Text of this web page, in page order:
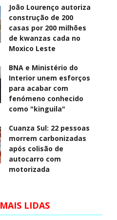
João Lourenço autoriza
construção de 200
casas por 200 milhões
de kwanzas cada no
Moxico Leste
BNA e Ministério do
Interior unem esforços
para acabar com
fenómeno conhecido
como "kinguila"
Cuanza Sul: 22 pessoas
morrem carbonizadas
após colisão de
autocarro com
motorizada
MAIS LIDAS